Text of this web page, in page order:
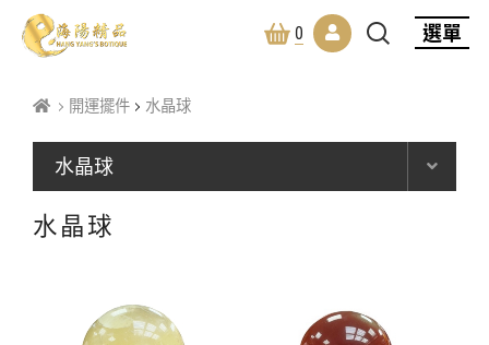
0 選單
開運擺件 水晶球
水晶球
水晶球